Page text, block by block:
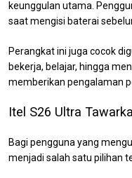
keunggulan utama.
saat mengisi baterai
Perangkat ini juga cocok
bekerja, belajar, hingga
memberikan pengalaman
Itel S26 Ultra
Bagi pengguna yang
menjadi salah satu pilihan